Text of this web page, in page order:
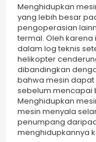
Menghidupkan
yang lebih besar
pengoperasian
termal. Oleh karena
dalam log teknis
helikopter
dibandingkan
bahwa mesin
sebelum mencapai
Menghidupkan
mesin menyala
penumpang
menghidupkannya